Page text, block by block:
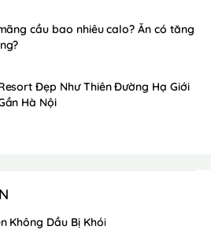
cầu bao nhiêu calo? Ăn có tăng
Đẹp Như Thiên Đường Hạ Giới
Hà Nội
Không Dầu Bị Khói